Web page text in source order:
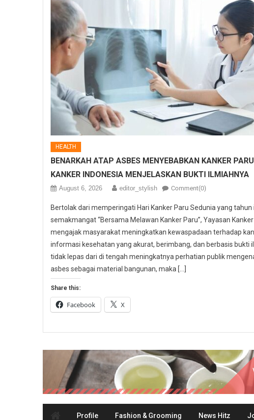
HEALTH
BENARKAH ATAP ASBES MENYEBABKAN KANKER
KANKER INDONESIA MENJELASKAN BUKTI ILMIAHNYA
August 6, 2026 editor_stylish Comment(0)
Bertolak dari memperingati Hari Kanker Paru Sedunia yang
semakmangat “Bersama Melawan Kanker Paru”, Yayasan
mengajak masyarakat meningkatkan kewaspadaan terhadap
informasi kesehatan yang akurat, berimbang, dan berbasis bukti
tidak lepas dari di tengah meningkatnya perhatian publik
asbes sebagai material bangunan, maka […]
Share this:
Facebook X
Profile Fashion & Grooming News Hitz